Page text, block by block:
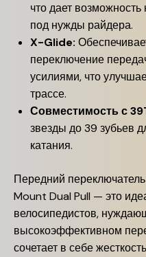
что дает
под нужды райдера.
X-Glide:
переключение
усилиями, что
трассе.
Совместимость с
звезды до 39 зубьев
катания.
Передний
Mount Dual Pull — это
велосипедистов,
высокоэффективном
сочетает в себе